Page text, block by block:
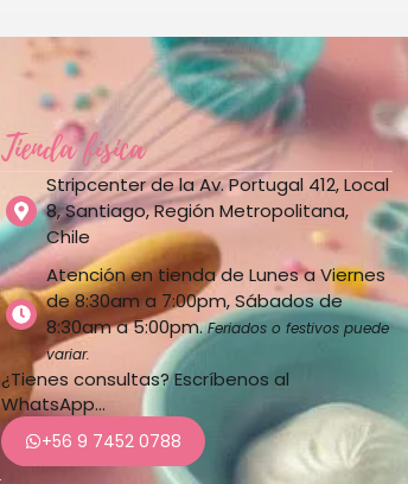
Tienda física
Stripcenter de la Av. Portugal 412, Local
8, Santiago, Región Metropolitana,
Chile
Atención en tienda de Lunes a Viernes
de 8:30am a 7:00pm, Sábados de
8:30am a 5:00pm.Feriados o festivos puede
variar.
¿Tienes consultas? Escríbenos al
WhatsApp…
+56 9 7452 0788